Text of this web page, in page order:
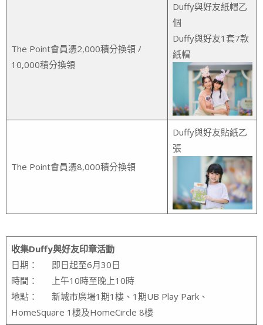
The Point會員憑2,000積分換領 /
10,000積分換領
Duffy與好友紙帽乙
個
Duffy與好友1套7款
紙帽
The Point會員憑8,000積分換領
Duffy與好友貼紙乙
張
收集Duffy與好友印章活動
日期： 即日起至6月30日
時間： 上午10時至晚上10時
地點： 新城市廣場1期1樓、1期UB Play Park、
HomeSquare 1樓及HomeCircle 8樓